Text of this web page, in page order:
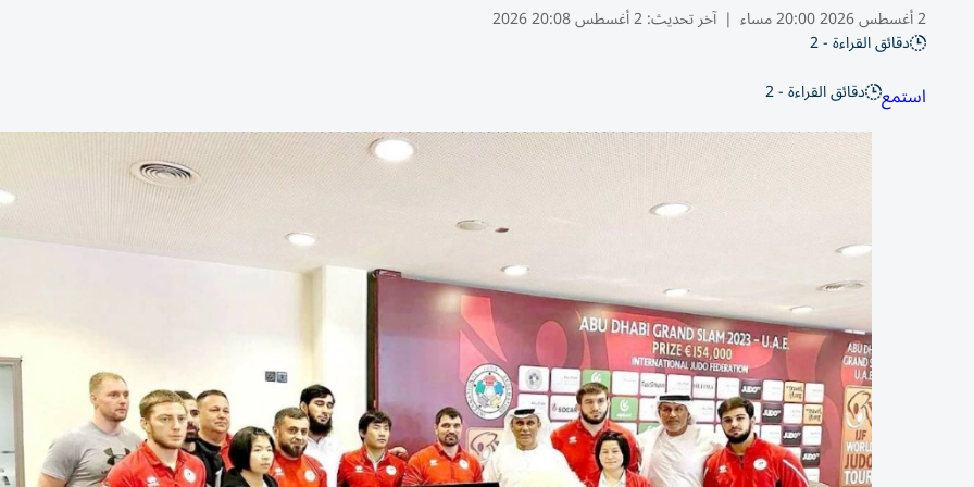
2 أغسطس 2026 20:00 مساء | آخر تحديث:2 أغسطس 20:08 2026
دقائق القراءة - 2
استمع دقائق القراءة - 2